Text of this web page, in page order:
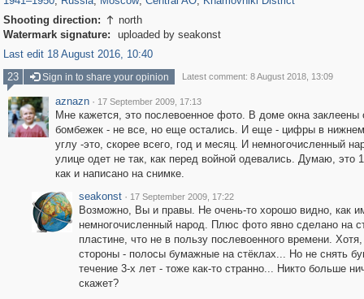
Shooting direction:  north
Watermark signature:
uploaded by seakonst
Last edit 18 August 2016, 10:40
23
Sign in to share your opinion Latest comment: 8 August 2018, 13:09
aznazn · 17 September 2009, 17:13
Мне кажется, это послевоенное фото. В доме окна заклеены
бомбежек - не все, но еще остались. И еще - цифры в
углу -это, скорее всего, год и месяц. И немногочисленный
улице одет не так, как перед войной одевались. Думаю, это
как и написано на снимке.
seakonst · 17 September 2009, 17:22
Возможно, Вы и правы. Не очень-то хорошо видно, как
немногочисленный народ. Плюс фото явно сделано на
пластине, что не в пользу послевоенного времени.
стороны - полосы бумажные на стёклах... Но не снять
течение 3-х лет - тоже как-то странно... Никто больше
скажет?